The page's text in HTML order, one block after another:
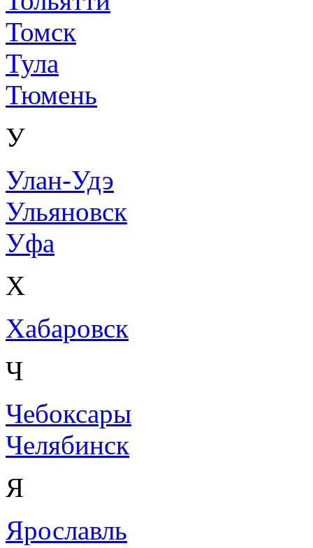
Томск
Тула
Тюмень
У
Улан-Удэ
Ульяновск
Уфа
Х
Хабаровск
Ч
Чебоксары
Челябинск
Я
Ярославль